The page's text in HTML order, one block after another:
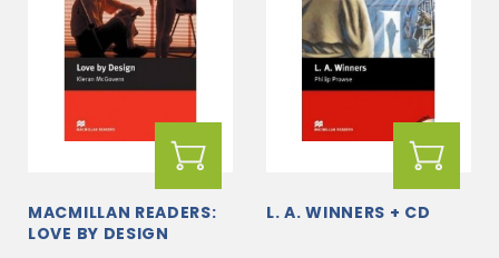
MACMILLAN READERS:
LOVE BY DESIGN
L. A. WINNERS + CD